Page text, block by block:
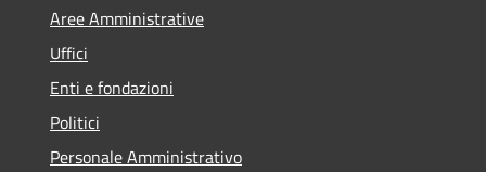
Aree Amministrative
Uffici
Enti e fondazioni
Politici
Personale Amministrativo